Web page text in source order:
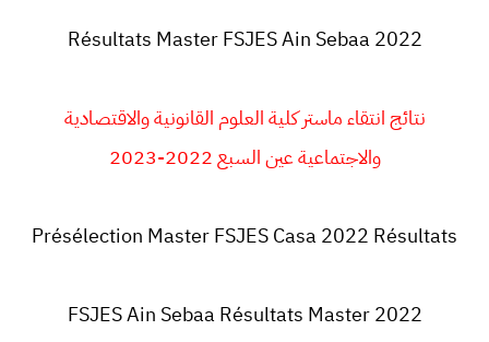
Résultats Master FSJES Ain Sebaa 2022
نتائج انتقاء ماستر كلية العلوم القانونية والاقتصادية
والاجتماعية عين السبع 2022-2023
Présélection Master FSJES Casa 2022 Résultats
FSJES Ain Sebaa Résultats Master 2022